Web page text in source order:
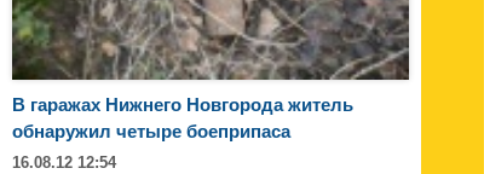
В гаражах Нижнего Новгорода житель
обнаружил четыре боеприпаса
16.08.12 12:54